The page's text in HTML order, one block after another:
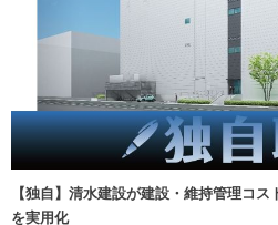
【独自】清水建設が建設・維持管理コ
を実用化